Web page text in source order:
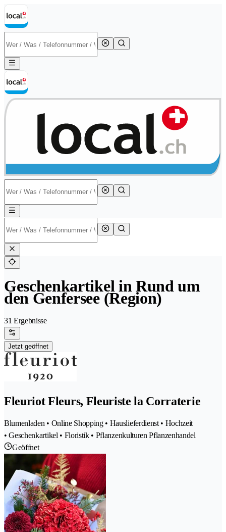
Geschenkartikel in Rund um
den Genfersee (Region)
31 Ergebnisse
Jetzt geöffnet
Fleuriot Fleurs, Fleuriste la Corraterie
Blumenladen • Online Shopping • Hauslieferdienst • Hochzeit
• Geschenkartikel • Floristik • Pflanzenkulturen Pflanzenhandel
Geöffnet